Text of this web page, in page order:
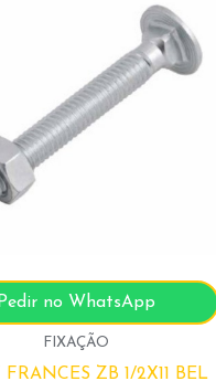
Pedir no WhatsApp
FIXAÇÃO
FRANCES ZB 1/2X11 BEL